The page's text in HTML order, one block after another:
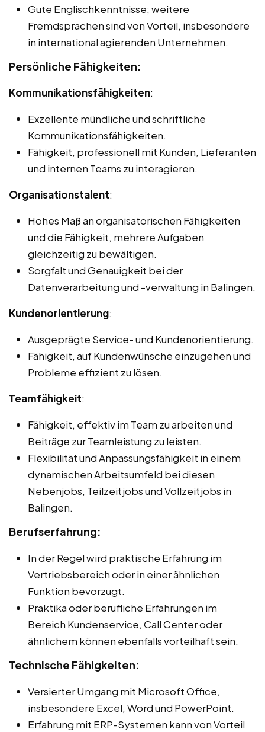
Gute Englischkenntnisse; weitere
Fremdsprachen sind von Vorteil, insbesondere
in international agierenden Unternehmen.
Persönliche Fähigkeiten:
Kommunikationsfähigkeiten:
Exzellente mündliche und schriftliche
Kommunikationsfähigkeiten.
Fähigkeit, professionell mit Kunden, Lieferanten
und internen Teams zu interagieren.
Organisationstalent:
Hohes Maß an organisatorischen Fähigkeiten
und die Fähigkeit, mehrere Aufgaben
gleichzeitig zu bewältigen.
Sorgfalt und Genauigkeit bei der
Datenverarbeitung und -verwaltung in Balingen.
Kundenorientierung:
Ausgeprägte Service- und Kundenorientierung.
Fähigkeit, auf Kundenwünsche einzugehen und
Probleme effizient zu lösen.
Teamfähigkeit:
Fähigkeit, effektiv im Team zu arbeiten und
Beiträge zur Teamleistung zu leisten.
Flexibilität und Anpassungsfähigkeit in einem
dynamischen Arbeitsumfeld bei diesen
Nebenjobs, Teilzeitjobs und Vollzeitjobs in
Balingen.
Berufserfahrung:
In der Regel wird praktische Erfahrung im
Vertriebsbereich oder in einer ähnlichen
Funktion bevorzugt.
Praktika oder berufliche Erfahrungen im
Bereich Kundenservice, Call Center oder
ähnlichem können ebenfalls vorteilhaft sein.
Technische Fähigkeiten:
Versierter Umgang mit Microsoft Office,
insbesondere Excel, Word und PowerPoint.
Erfahrung mit ERP-Systemen kann von Vorteil